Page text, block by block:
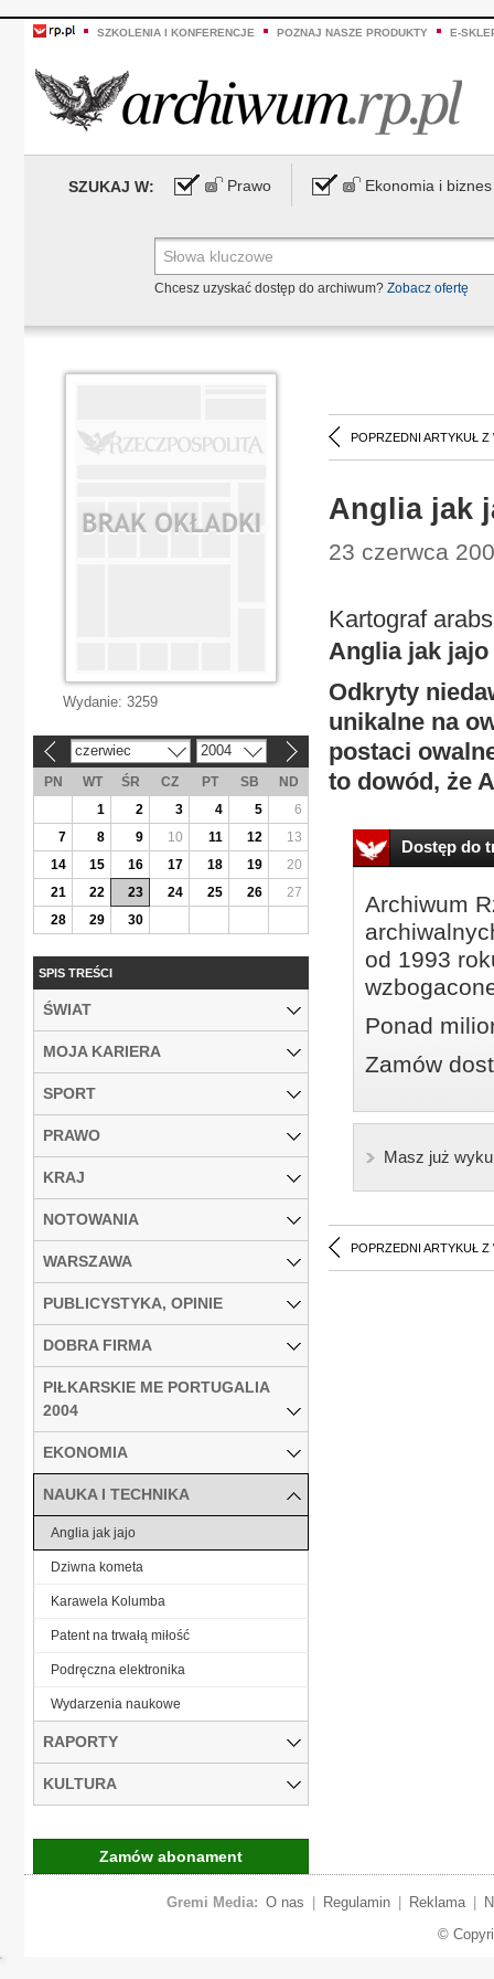
SZKOLENIA I KONFERENCJE POZNAJ NASZE PRODUKTY E-
SZUKAJ W: Prawo Ekonomia i biznes
Chcesz uzyskać dostęp do archiwum? Zobacz ofertę
POPRZEDNI ARTYKUŁ Z
Anglia jak
23 czerwca
Kartograf
Anglia jak jajo
Odkryty
unikalne na
postaci
to dowód, że
Dostęp do
Archiwum
od 1993
Ponad
Zamów
Masz już
POPRZEDNI ARTYKUŁ Z
Wydanie: 3259
czerwiec 2004
PN WT ŚR CZ PT SB
ND
1
2 3 4 5
6
7
8 9 10 11 12
13
14
15 16 17 18 19
20
21
22 23 24 25 26
27
28
29 30
SPIS TREŚCI
ŚWIAT
MOJA KARIERA
SPORT
PRAWO
KRAJ
NOTOWANIA
WARSZAWA
PUBLICYSTYKA, OPINIE
DOBRA FIRMA
PIŁKARSKIE ME PORTUGALIA
2004
EKONOMIA
NAUKA I TECHNIKA
Anglia jak jajo
Dziwna kometa
Karawela Kolumba
Patent na trwałą miłość
Podręczna elektronika
Wydarzenia naukowe
RAPORTY
KULTURA
Zamów abonament
Gremi Media: O nas Regulamin Reklama
©